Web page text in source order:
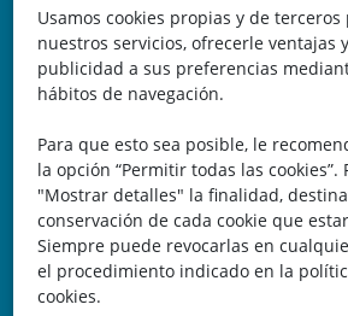
Usamos cookies propias y de
nuestros servicios, ofrecerle ventajas
publicidad a sus preferencias
hábitos de navegación.
Para que esto sea posible, le
la opción “Permitir todas las
"Mostrar detalles" la finalidad,
conservación de cada cookie que
Siempre puede revocarlas en
el procedimiento indicado en la
cookies.
N.I.F.: 44252675-P
Belicena, Granada
España
Teléfono: 646 672 931
Email: bomberocallejero@gmail.com
Trayectoria
Nuestra Experiencia nos avala.